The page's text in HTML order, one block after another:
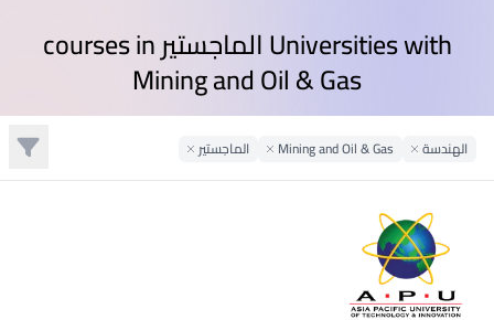
Universities with الماجستير courses in
Mining and Oil & Gas
الهندسةRemove Filter
Mining and Oil & Gas
Remove Filter
الماجستيرRemove Filter